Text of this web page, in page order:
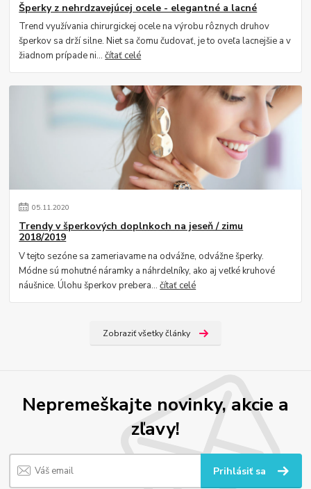
Šperky z nehrdzavejúcej ocele - elegantné a lacné
Trend využívania chirurgickej ocele na výrobu rôznych druhov
šperkov sa drží silne. Niet sa čomu čudovať, je to oveľa lacnejšie a v
žiadnom prípade ni...čítať celé
05.11.2020
Trendy v šperkových doplnkoch na jeseň / zimu
2018/2019
V tejto sezóne sa zameriavame na odvážne, odvážne šperky.
Módne sú mohutné náramky a náhrdelníky, ako aj veľké kruhové
náušnice. Úlohu šperkov prebera...čítať celé
Zobraziť všetky články
Nepremeškajte novinky, akcie a
zľavy!
Prihlásiť sa